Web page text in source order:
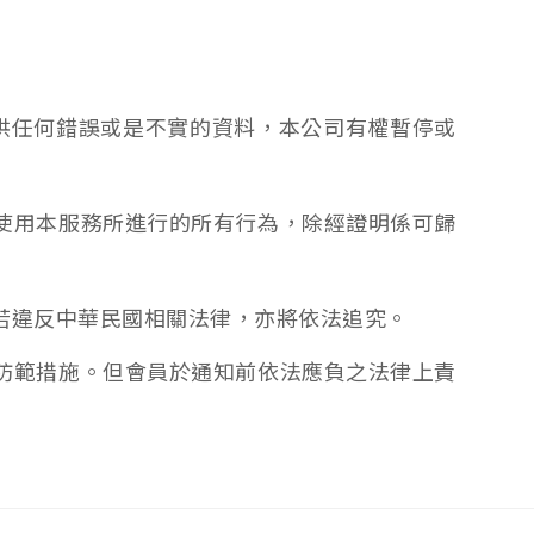
何錯誤或是不實的資料，本公司有權暫停或
本服務所進行的所有行為，除經證明係可歸
反中華民國相關法律，亦將依法追究。
措施。但會員於通知前依法應負之法律上責